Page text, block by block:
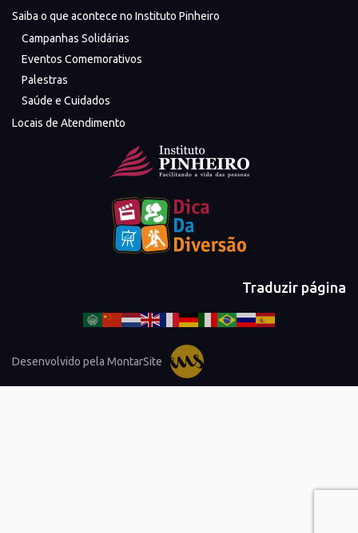
Saiba o que acontece no Instituto Pinheiro
Campanhas Solidárias
Eventos Comemorativos
Palestras
Saúde e Cuidados
Locais de Atendimento
Traduzir página
Desenvolvido pela MontarSite